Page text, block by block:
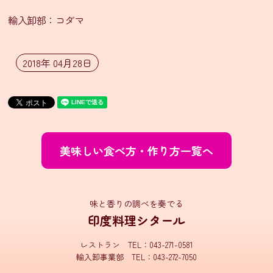
イ
ラ
ム
輸入卸部：コダマ
2018年 04月28日
美味しい食べ方・作り方一覧へ
味と香りの調べを奏でる
印度料理シタール
レストラン TEL：043-271-0581
輸入卸事業部 TEL：043-272-7050